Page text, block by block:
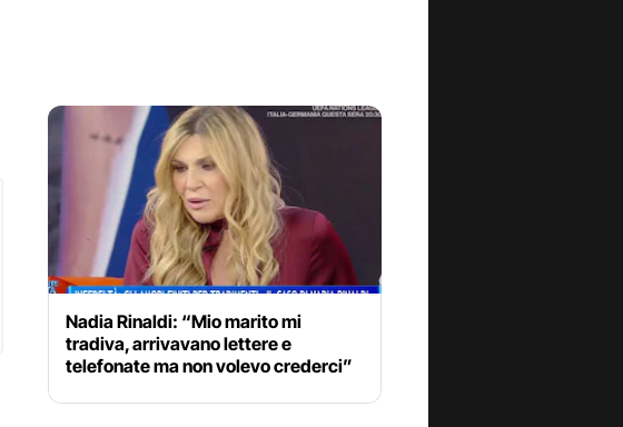
Nadia Rinaldi: “Mio marito mi
tradiva, arrivavano lettere e
telefonate ma non volevo crederci”